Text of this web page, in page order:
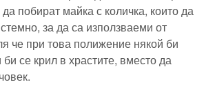
побират майка с количка, които да
за да са използваеми от
че при това полижение някой би
се крил в храстите, вместо да